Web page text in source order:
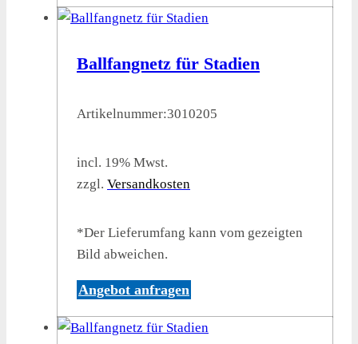
Ballfangnetz für Stadien
Artikelnummer:3010205
incl. 19% Mwst.
zzgl. Versandkosten
*Der Lieferumfang kann vom gezeigten
Bild abweichen.
Angebot anfragen